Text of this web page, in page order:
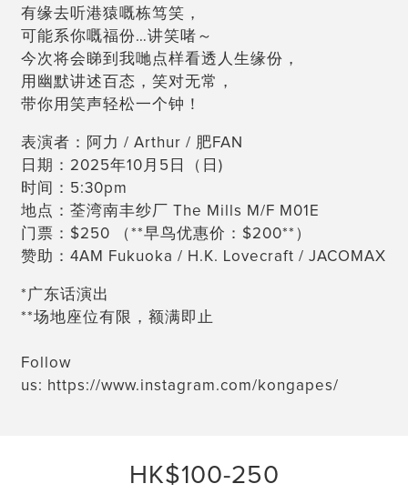
有缘去听港猿嘅栋笃笑，
可能系你嘅福份…讲笑啫～
今次将会睇到我哋点样看透人生缘份，
用幽默讲述百态，笑对无常，
带你用笑声轻松一个钟！
表演者：阿力 / Arthur / 肥FAN
日期：2025年10月5日（日)
时间：5:30pm
地点：荃湾南丰纱厂 The Mills M/F M01E
门票：$250 （**早鸟优惠价：$200**）
赞助：4AM Fukuoka / H.K. Lovecraft / JACOMAX
*广东话演出
**场地座位有限，额满即止
Follow
us: https://www.instagram.com/kongapes/
HK$100-250